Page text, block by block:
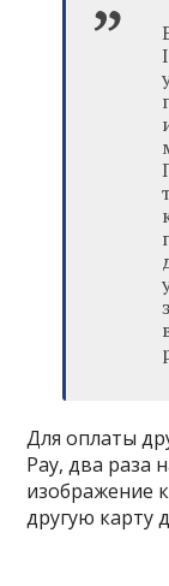
Для оплаты
Pay, два раза
изображение
другую карту